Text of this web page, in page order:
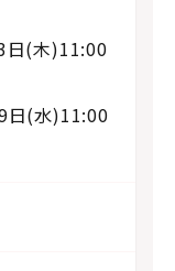
日(木)11:00
)11:00